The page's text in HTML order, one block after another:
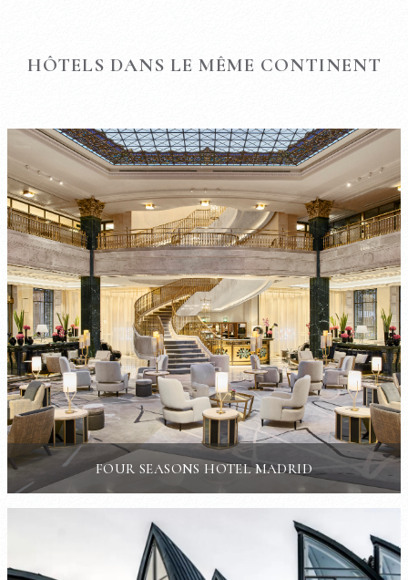
HÔTELS DANS LE MÊME CONTINENT
FOUR SEASONS HOTEL MADRID